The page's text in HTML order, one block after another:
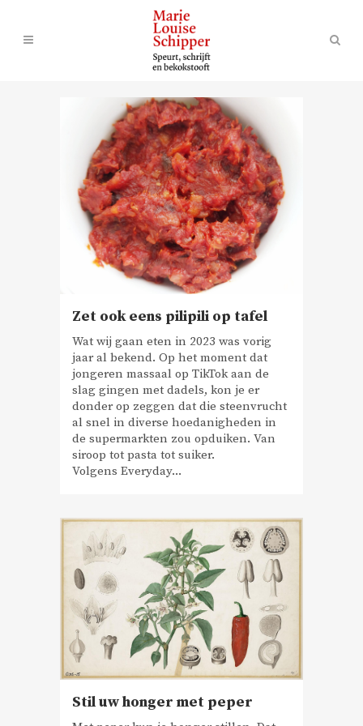
Zet ook eens pilipili op tafel
Wat wij gaan eten in 2023 was vorig
jaar al bekend. Op het moment dat
jongeren massaal op TikTok aan de
slag gingen met dadels, kon je er
donder op zeggen dat die steenvrucht
al snel in diverse hoedanigheden in
de supermarkten zou opduiken. Van
siroop tot pasta tot suiker.
Volgens Everyday...
Stil uw honger met peper